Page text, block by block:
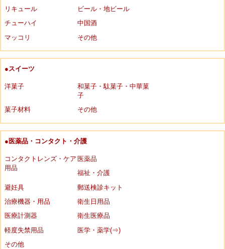
リキュール
ビール・地ビール
チューハイ
中国酒
マッコリ
その他
●スイーツ
洋菓子
和菓子・駄菓子・中華菓
子
菓子材料
その他
●医薬品・コンタクト・介護
コンタクトレンズ・ケア
用品
医薬品
福祉・介護
避妊具
郵送検診キット
治療機器・用品
衛生日用品
医療計測器
衛生医療品
軽度失禁用品
医学・薬学(⇒)
その他